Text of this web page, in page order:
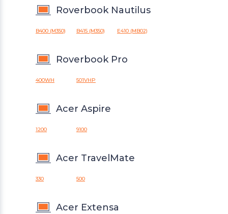
Roverbook Nautilus
B400 (M350) B415 (M350) E410 (MB02)
Roverbook Pro
400WH 501VHP
Acer Aspire
1200 9100
Acer TravelMate
330 500
Acer Extensa